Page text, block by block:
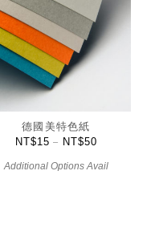
德國美特色紙
NT$15 – NT$50
Additional Options Avail